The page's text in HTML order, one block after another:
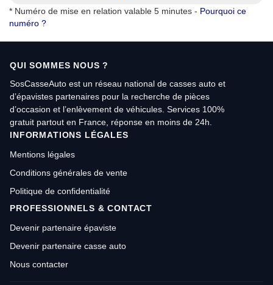
* Numéro de mise en relation valable 5 minutes - Pourquoi ce
numéro ?
QUI SOMMES NOUS ?
SosCasseAuto est un réseau national de casses auto et
d’épavistes partenaires pour la recherche de pièces
d’occasion et l’enlèvement de véhicules. Services 100%
gratuit partout en France, réponse en moins de 24h.
INFORMATIONS LÉGALES
Mentions légales
Conditions générales de vente
Politique de confidentialité
PROFESSIONNELS & CONTACT
Devenir partenaire épaviste
Devenir partenaire casse auto
Nous contacter